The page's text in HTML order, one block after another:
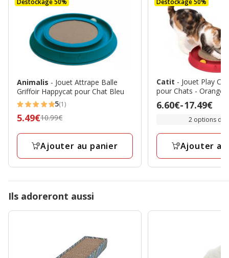
Destockage 50%
Animalis - Jouet Attrape Balle
Griffoir Happycat pour Chat Bleu
5
étoiles
avec
avis
5(1)
Prix
10.99€,
prix
final
5.49€10.99€
Ajouter au panier
Destockage 50%
Catit - Jouet Play
pour Chats - Orange
Prix
17.49€
6.60€-17.49€
2 options de
Ajouter
Ils adoreront aussi